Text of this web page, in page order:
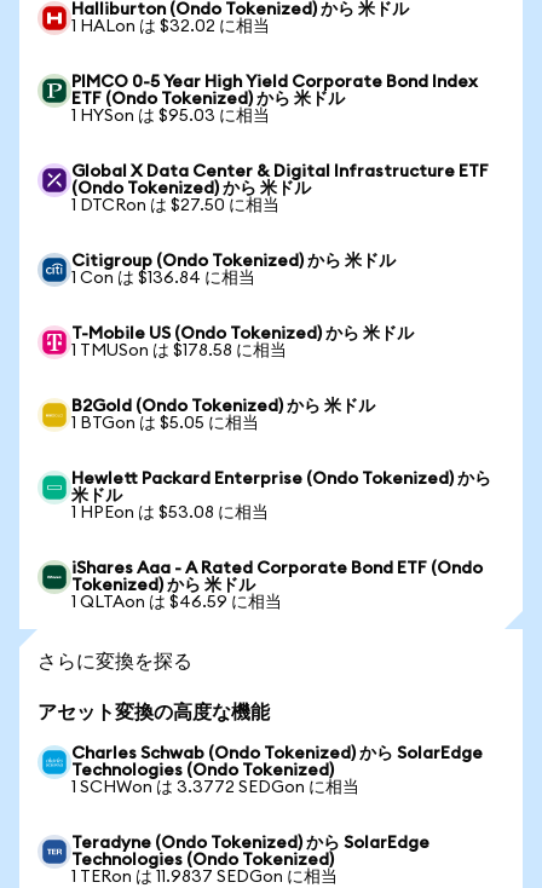
Halliburton (Ondo Tokenized) から 米ドル
1 HALon は $32.02 に相当
PIMCO 0-5 Year High Yield Corporate Bond Index
ETF (Ondo Tokenized) から 米ドル
1 HYSon は $95.03 に相当
Global X Data Center & Digital Infrastructure ETF
(Ondo Tokenized) から 米ドル
1 DTCRon は $27.50 に相当
Citigroup (Ondo Tokenized) から 米ドル
1 Con は $136.84 に相当
T-Mobile US (Ondo Tokenized) から 米ドル
1 TMUSon は $178.58 に相当
B2Gold (Ondo Tokenized) から 米ドル
1 BTGon は $5.05 に相当
Hewlett Packard Enterprise (Ondo Tokenized) から
米ドル
1 HPEon は $53.08 に相当
iShares Aaa - A Rated Corporate Bond ETF (Ondo
Tokenized) から 米ドル
1 QLTAon は $46.59 に相当
さらに変換を探る
アセット変換の高度な機能
Charles Schwab (Ondo Tokenized) から SolarEdge
Technologies (Ondo Tokenized)
1 SCHWon は 3.3772 SEDGon に相当
Teradyne (Ondo Tokenized) から SolarEdge
Technologies (Ondo Tokenized)
1 TERon は 11.9837 SEDGon に相当